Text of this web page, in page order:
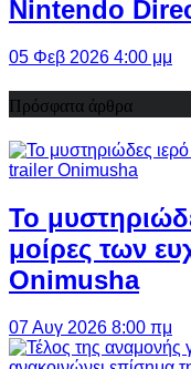
Nintendo
05 Φεβ 2026 4:00 μμ
Πρόσφατα άρθρα
Το
μοίρες των
Onimusha
07 Αυγ 2026 8:00 πμ